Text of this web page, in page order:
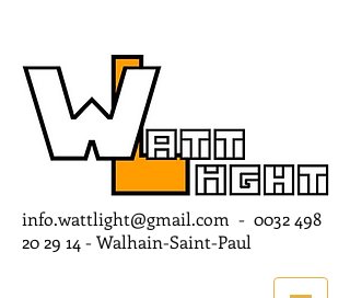
info.wattlight@gmail.com - 0032 498
20 29 14 - Walhain-Saint-Paul